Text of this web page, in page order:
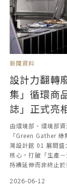
新聞資料
設計力翻轉
集」循環商
誌」正式亮
由環境部、環境部
「Green Gather
灣設計館 01 展間盛
核心，打破「生產
持續延伸而非終止於
2026-06-12